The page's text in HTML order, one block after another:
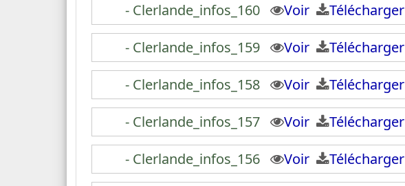
- Clerlande_infos_160
Voir
Télécharger
- Clerlande_infos_159
Voir
Télécharger
- Clerlande_infos_158
Voir
Télécharger
- Clerlande_infos_157
Voir
Télécharger
- Clerlande_infos_156
Voir
Télécharger